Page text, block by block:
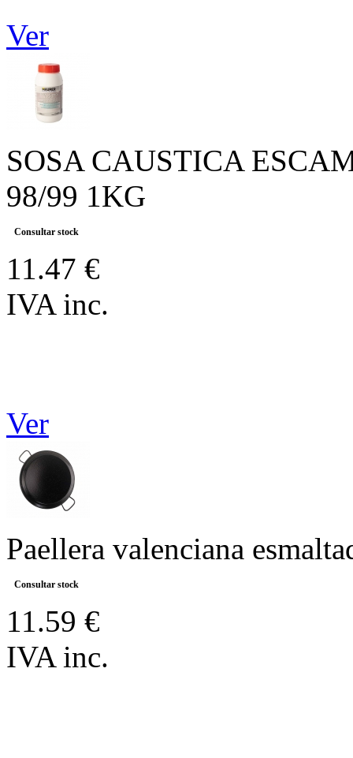
Ver
SOSA CAUSTICA
98/99 1KG
Consultar stock
11.47 €
IVA inc.
Ver
Paellera valenciana
Consultar stock
11.59 €
IVA inc.